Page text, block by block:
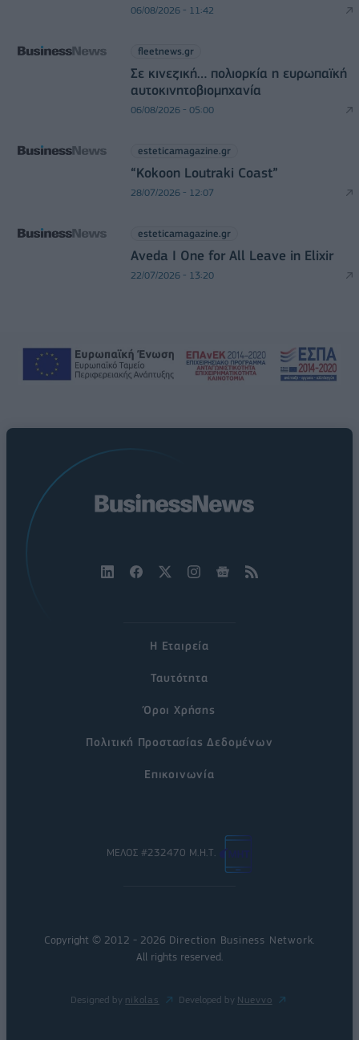
06/08/2026 - 11:42
fleetnews.gr
Σε κινεζική… πολιορκία η ευρωπαϊκή
αυτοκινητοβιομηχανία
06/08/2026 - 05:00
esteticamagazine.gr
“Kokoon Loutraki Coast”
28/07/2026 - 12:07
esteticamagazine.gr
Aveda I One for All Leave in Elixir
22/07/2026 - 13:20
Η Εταιρεία
Ταυτότητα
Όροι Χρήσης
Πολιτική Προστασίας Δεδομένων
Επικοινωνία
ΜΕΛΟΣ #232470 Μ.Η.Τ.
Copyright © 2012 - 2026 Direction Business Network
All rights reserved.
Designed by nikolas Developed by Nuevvo